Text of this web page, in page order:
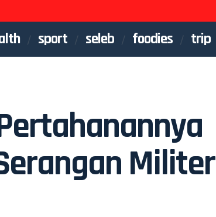
sport seleb foodies trip
Militer